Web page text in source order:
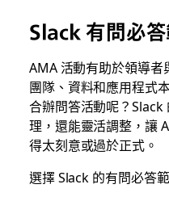
Slack 有問必
AMA 活動有助於領導
團隊、資料和應用程式
合辦問答活動呢？
理，還能靈活調整，讓
得太刻意或過於正式。
選擇 Slack 的有問必答